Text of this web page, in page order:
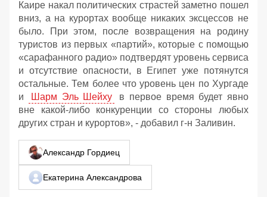
Каире накал политических страстей заметно пошел
вниз, а на курортах вообще никаких эксцессов не
было. При этом, после возвращения на родину
туристов из первых «партий», которые с помощью
«сарафанного радио» подтвердят уровень сервиса
и отсутствие опасности, в Египет уже потянутся
остальные. Тем более что уровень цен по Хургаде
и
Шарм Эль Шейху
в первое время будет явно
вне какой-либо конкуренции со стороны любых
других стран и курортов», - добавил г-н Заливин.
Александр Гордиец
Екатерина Александрова